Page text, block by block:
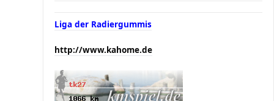
Liga der Radiergummis
http://www.kahome.de